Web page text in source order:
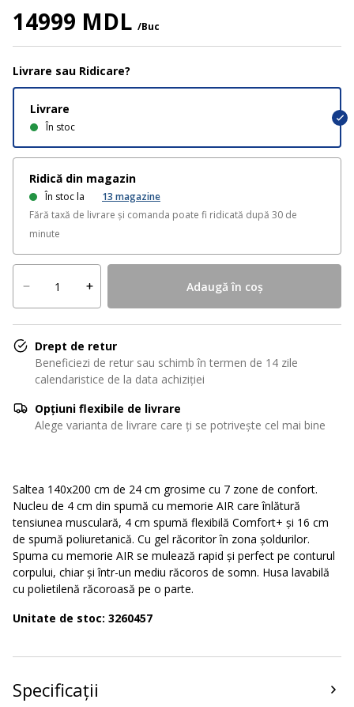
14999 MDL /Buc
Livrare sau Ridicare?
Livrare
În stoc
Ridică din magazin
În stoc la 13 magazine
Fără taxă de livrare și comanda poate fi ridicată după 30 de
minute
Adaugă în coș
Drept de retur
Beneficiezi de retur sau schimb în termen de 14 zile
calendaristice de la data achiziției
Opțiuni flexibile de livrare
Alege varianta de livrare care ți se potrivește cel mai bine
Saltea 140x200 cm de 24 cm grosime cu 7 zone de confort.
Nucleu de 4 cm din spumă cu memorie AIR care înlătură
tensiunea musculară, 4 cm spumă flexibilă Comfort+ și 16 cm
de spumă poliuretanică. Cu gel răcoritor în zona șoldurilor.
Spuma cu memorie AIR se mulează rapid și perfect pe conturul
corpului, chiar și într-un mediu răcoros de somn. Husa lavabilă
cu polietilenă răcoroasă pe o parte.
Unitate de stoc: 3260457
Specificații